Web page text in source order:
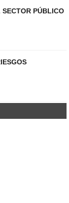
PÚBLICO